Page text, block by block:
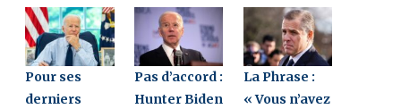
Pour ses
derniers
Pas d’accord :
Hunter Biden
La Phrase :
« Vous n’avez